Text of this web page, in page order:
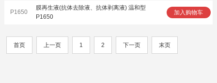
P1650
膜再生液(抗体去除液、抗体剥离液) 温和型
P1650
加入购物车
首页 上一页 1 2 下一页 末页